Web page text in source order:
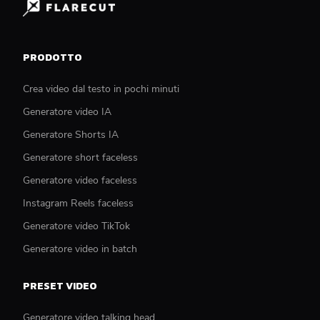
PRODOTTO
Crea video dal testo in pochi minuti
Generatore video IA
Generatore Shorts IA
Generatore short faceless
Generatore video faceless
Instagram Reels faceless
Generatore video TikTok
Generatore video in batch
PRESET VIDEO